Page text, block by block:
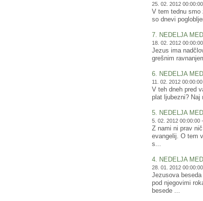
25. 02. 2012
V tem tednu smo
so dnevi
7. NEDELJA
18. 02. 2012
Jezus ima
grešnim
6. NEDELJA
11. 02. 2012
V teh dneh pred
plat ljubezni? Naj
5. NEDELJA
5. 02. 2012 00:00:00
Z nami ni prav
evangelij. O tem
s...
4. NEDELJA
28. 01. 2012
Jezusova
pod njegovimi
besede ...